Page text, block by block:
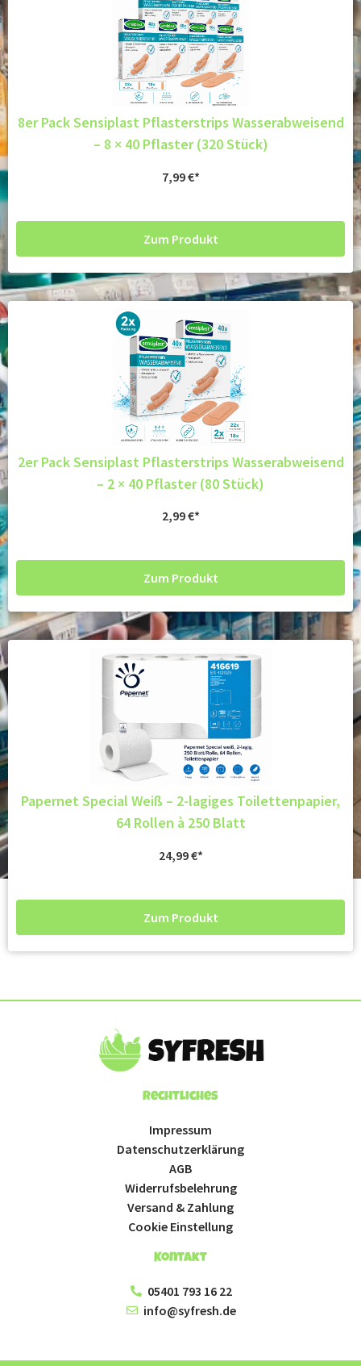
8er Pack Sensiplast Pflasterstrips Wasserabweisend
– 8 × 40 Pflaster (320 Stück)
7,99€
Zum Produkt
2er Pack Sensiplast Pflasterstrips Wasserabweisend
– 2 × 40 Pflaster (80 Stück)
2,99€
Zum Produkt
Papernet Special Weiß – 2-lagiges Toilettenpapier,
64 Rollen à 250 Blatt
24,99€
Zum Produkt
Rechtliches
Impressum
Datenschutzerklärung
AGB
Widerrufsbelehrung
Versand & Zahlung
Cookie Einstellung
Kontakt
05401 793 16 22
info@syfresh.de